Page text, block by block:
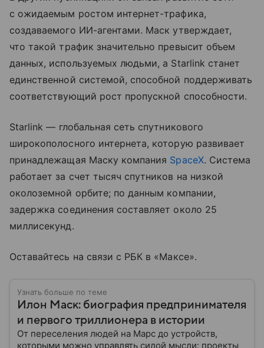
с ожидаемым ростом интернет-трафика,
создаваемого ИИ-агентами. Маск утверждает,
что такой трафик значительно превысит объем
данных, используемых людьми, а Starlink станет
единственной системой, способной поддерживать
соответствующий рост пропускной способности.
Starlink — глобальная сеть спутникового
широкополосного интернета, которую развивает
принадлежащая Маску компания SpaceX. Система
работает за счет тысяч спутников на низкой
околоземной орбите; по данным компании,
задержка соединения составляет около 25
миллисекунд.
Оставайтесь на связи с РБК в «Максе».
Узнать больше по теме
Илон Маск: биография предпринимателя
и первого триллионера в истории
От переселения людей на Марс до устройств,
которыми можно управлять силой мысли: проекты